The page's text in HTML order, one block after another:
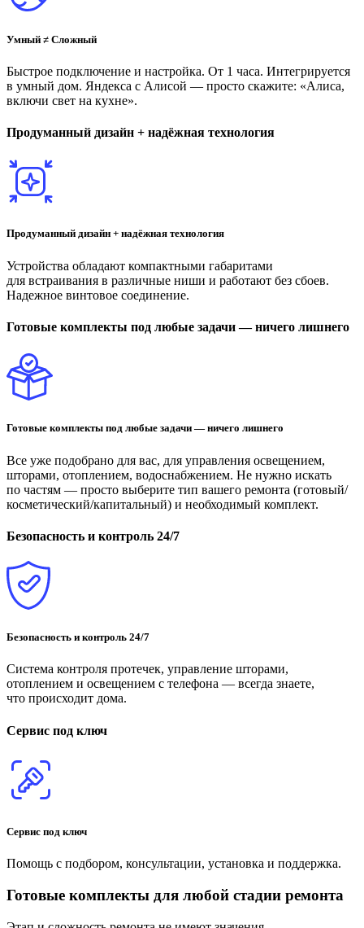
Умный ≠ Сложный
Быстрое подключение и настройка. От 1 часа. Интегрируется
в умный дом. Яндекса с Алисой — просто скажите: «Алиса,
включи свет на кухне».
Продуманный дизайн + надёжная технология
Продуманный дизайн + надёжная технология
Устройства обладают компактными габаритами
для встраивания в различные ниши и работают без сбоев.
Надежное винтовое соединение.
Готовые комплекты под любые задачи — ничего лишнего
Готовые комплекты под любые задачи — ничего лишнего
Все уже подобрано для вас, для управления освещением,
шторами, отоплением, водоснабжением. Не нужно искать
по частям — просто выберите тип вашего ремонта (готовый/
косметический/капитальный) и необходимый комплект.
Безопасность и контроль 24/7
Безопасность и контроль 24/7
Система контроля протечек, управление шторами,
отоплением и освещением с телефона — всегда знаете,
что происходит дома.
Сервис под ключ
Сервис под ключ
Помощь с подбором, консультации, установка и поддержка.
Готовые комплекты для любой стадии ремонта